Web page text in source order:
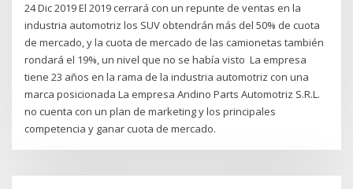
24 Dic 2019 El 2019 cerrará con un repunte de ventas en la
industria automotriz los SUV obtendrán más del 50% de cuota
de mercado, y la cuota de mercado de las camionetas también
rondará el 19%, un nivel que no se había visto La empresa
tiene 23 años en la rama de la industria automotriz con una
marca posicionada La empresa Andino Parts Automotriz S.R.L.
no cuenta con un plan de marketing y los principales
competencia y ganar cuota de mercado.